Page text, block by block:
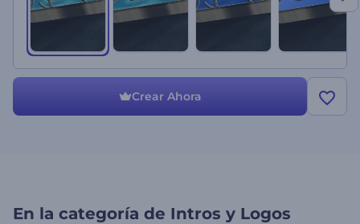
Crear Ahora
En la categoría de Intros y Logos